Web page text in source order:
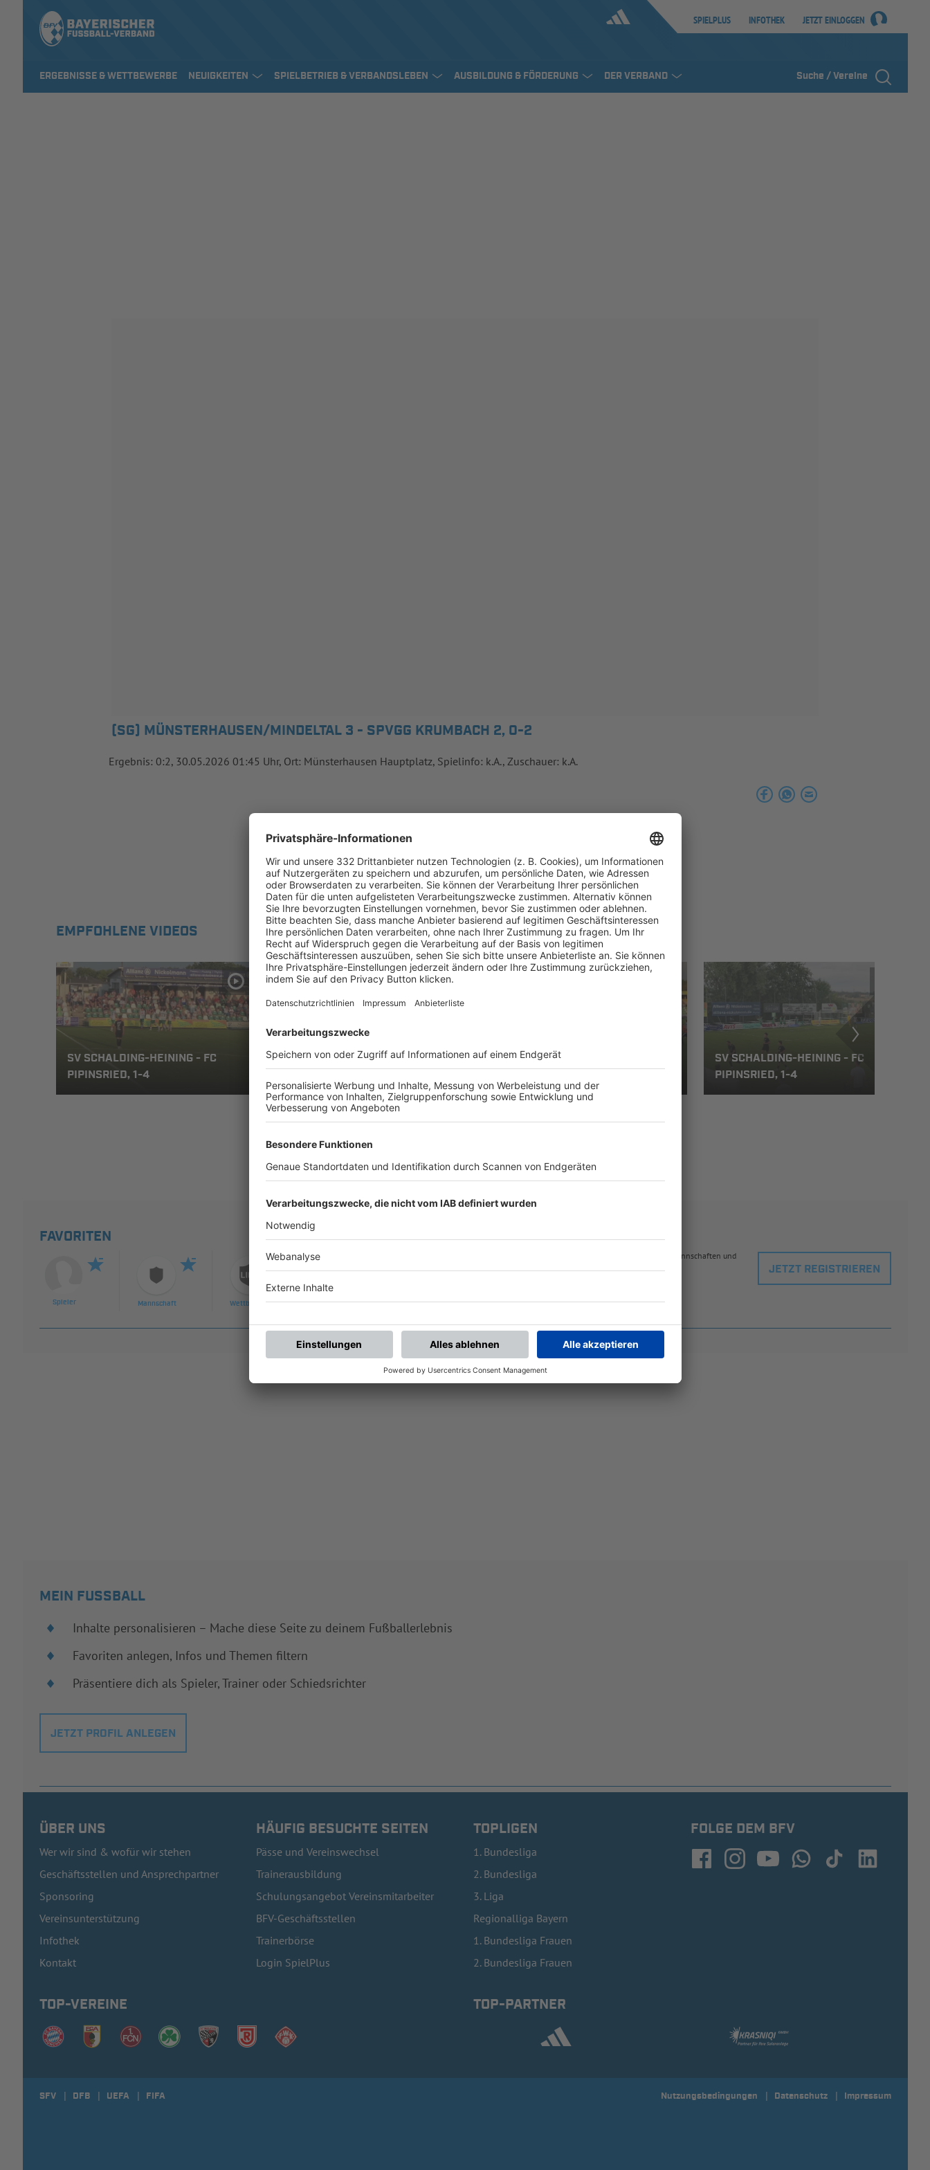
SPIELPLUS INFOTHEK JETZT EINLOGGEN
ERGEBNISSE & WETTBEWERBE NEUIGKEITEN SPIELBETRIEB & VERBANDSLEBEN AUSBILDUNG & FÖRDERUNG DER VERBAND Suche / Vereine
(SG) MÜNSTERHAUSEN/MINDELTAL 3 - SPVGG KRUMBACH 2, 0-2
Ergebnis: 0:2, 30.05.2026 01:45 Uhr, Ort: Münsterhausen Hauptplatz, Spielinfo: k.A., Zuschauer: k.A.
EMPFOHLENE VIDEOS
SV SCHALDING-HEINING - FC
PIPINSRIED, 1-4
SV SCHALDING-HEINING - FC
SV SCHALDING-HEINING - FC
SV SCHALDING-HEINING - FC
PIPINSRIED, 1-4
FAVORITEN
Spieler Mannschaft Wettbewerb
Nach der Registrierung kannst du dir Favoriten setzen. So bist du ganz nah an deinen Lieblingsspielern, Mannschaften und
JETZT REGISTRIEREN
MEIN FUSSBALL
Inhalte personalisieren – Mache diese Seite zu deinem Fußballerlebnis
Favoriten anlegen, Infos und Themen filtern
Präsentiere dich als Spieler, Trainer oder Schiedsrichter
JETZT PROFIL ANLEGEN
ÜBER UNS
Wer wir sind & wofür wir stehen
Geschäftsstellen und Ansprechpartner
Sponsoring
Vereinsunterstützung
Infothek
Kontakt
HÄUFIG BESUCHTE SEITEN
Pässe und Vereinswechsel
Trainerausbildung
Schulungsangebot Vereinsmitarbeiter
BFV-Geschäftsstellen
Trainerbörse
Login SpielPlus
TOPLIGEN
1. Bundesliga
2. Bundesliga
3. Liga
Regionalliga Bayern
1. Bundesliga Frauen
2. Bundesliga Frauen
FOLGE DEM BFV
TOP-VEREINE TOP-PARTNER
SFV DFB UEFA FIFA Nutzungsbedingungen Datenschutz Impressum